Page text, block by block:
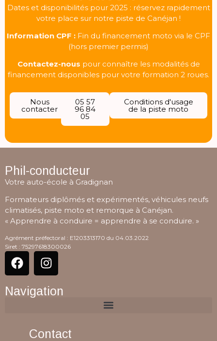
Dates et disponibilités pour 2025 : réservez rapidement
votre place sur notre piste de Canéjan !
Information CPF : Fin du financement moto via le CPF
(hors premier permis)
Contactez-nous pour connaître les modalités de
financement disponibles pour votre formation 2 roues.
Nous
contacter
05 57
96 84
05
Conditions d'usage
de la piste moto
Phil-conducteur
Votre auto-école à Gradignan
Formateurs diplômés et expérimentés, véhicules neufs
climatisés, piste moto et remorque à Canéjan.
« Apprendre à conduire = apprendre à se conduire. »
Agrément préfectoral : E1203313170 du 04.03.2022
Siret : 75297618300026
Navigation
Contact